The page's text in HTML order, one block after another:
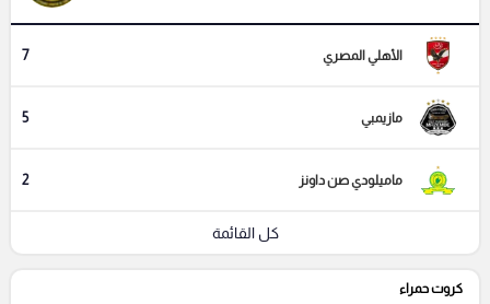
الأهلي المصري 7
مازيمبي 5
ماميلودي صن داونز 2
كل القائمة
كروت حمراء